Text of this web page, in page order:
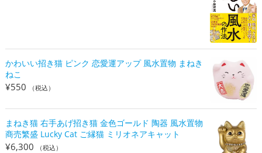
かわいい招き猫 ピンク 恋愛運アップ 風水置物 まねき
ねこ
¥550 （税込）
まねき猫 右手あげ招き猫 金色ゴールド 陶器 風水置物
商売繁盛 Lucky Cat ご縁猫 ミリオネアキャット
¥6,300 （税込）